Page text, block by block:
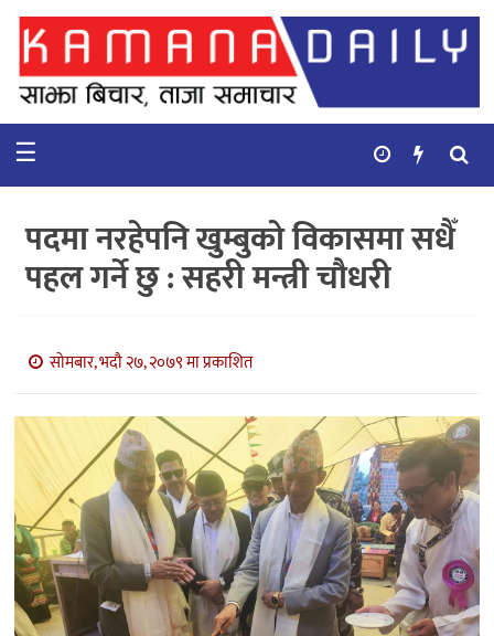
गृहपृष्ठ
समाचार
कुराकानी
बाणिज्य
भिडियो
सिफारिस
☰
पदमा नरहेपनि खुम्बुको विकासमा सधैँ
पहल गर्ने छु : सहरी मन्त्री चौधरी
सोमबार, भदौ २७, २०७९ मा प्रकाशित